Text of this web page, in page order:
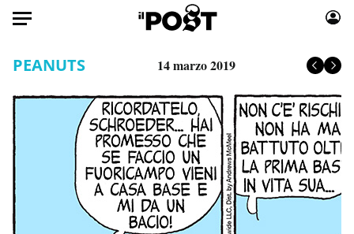
HOME
Mondo
Politica
Tecnologia
Internet
Moda
Libri
Consumismi
Storie/Idee
Ok Boomer!
PEANUTS 14 marzo 2019